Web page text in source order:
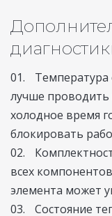
лучше проводить
холодное время
блокировать
всех
элемента может
Состояние